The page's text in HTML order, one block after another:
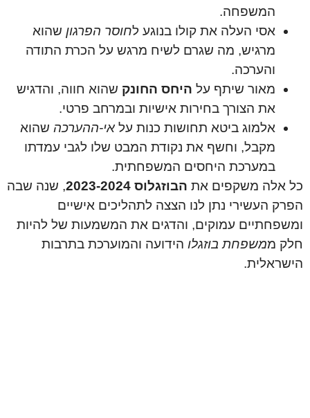
המשפחה.
אסי העלה את קולו בנוגע לחוסר הפרגון שהוא
מרגיש, מה שגרם לשיח מרגש על הכרת התודה
והערכה.
מאור שיתף על היחס החונק שהוא חווה, והדגיש
את הצורך בחירות אישיות ובמרחב פרטי.
אלמוג ביטא תחושות כנות על אי-ההערכה שהוא
מקבל, וחשף את נקודת המבט שלו לגבי עמדתו
במערכת היחסים המשפחתית.
כל אלה משקפים את הבוזגלוס 2023-2024
, שנה שבה
הפרק העשירי נתן לנו הצצה לתהליכים אישיים
ומשפחתיים עמוקים, והדגים את המשמעות של להיות
חלק ממשפחת בוזגלו הידועה והמוערכת בתרבות
הישראלית.